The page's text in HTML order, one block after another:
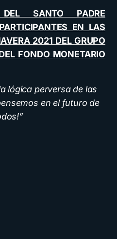
SANTO PADRE
EN LAS
2021 DEL GRUPO
FONDO MONETARIO
lógica perversa de las
en el futuro de